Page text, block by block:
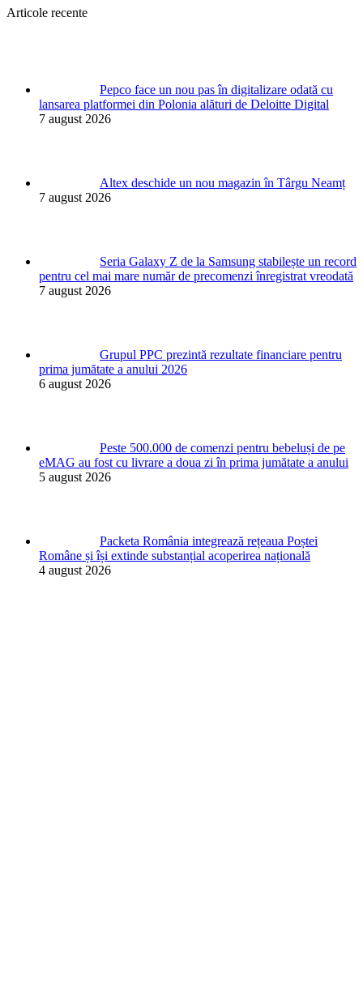
Articole recente
Pepco face un nou pas în digitalizare odată cu
lansarea platformei din Polonia alături de Deloitte Digital
7 august 2026
Altex deschide un nou magazin în Târgu Neamț
7 august 2026
Seria Galaxy Z de la Samsung stabilește un record
pentru cel mai mare număr de precomenzi înregistrat vreodată
7 august 2026
Grupul PPC prezintă rezultate financiare pentru
prima jumătate a anului 2026
6 august 2026
Peste 500.000 de comenzi pentru bebeluși de pe
eMAG au fost cu livrare a doua zi în prima jumătate a anului
5 august 2026
Packeta România integrează rețeaua Poștei
Române și își extinde substanțial acoperirea națională
4 august 2026